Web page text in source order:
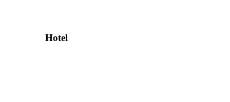
Hotel